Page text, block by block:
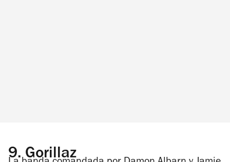
9.Gorillaz